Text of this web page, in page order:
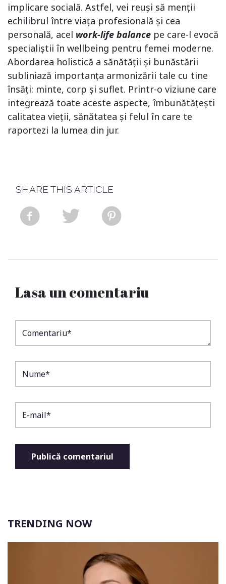
implicare socială. Astfel, vei reuși să menții
echilibrul între viața profesională și cea
personală, acel work-life balance pe care-l evocă
specialiștii în wellbeing pentru femei moderne.
Abordarea holistică a sănătății și bunăstării
subliniază importanța armonizării tale cu tine
însăți: minte, corp și suflet. Printr-o viziune care
integrează toate aceste aspecte, îmbunătățești
calitatea vieții, sănătatea și felul în care te
raportezi la lumea din jur.
SHARE THIS ARTICLE
Lasa un comentariu
TRENDING NOW